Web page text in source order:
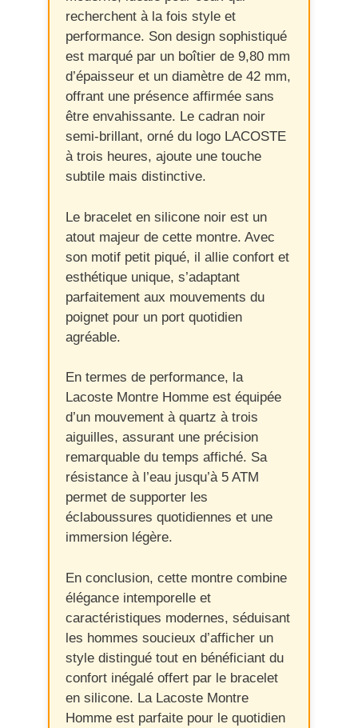
recherchent à la fois style et
performance. Son design sophistiqué
est marqué par un boîtier de 9,80 mm
d’épaisseur et un diamètre de 42 mm,
offrant une présence affirmée sans
être envahissante. Le cadran noir
semi-brillant, orné du logo LACOSTE
à trois heures, ajoute une touche
subtile mais distinctive.
Le bracelet en silicone noir est un
atout majeur de cette montre. Avec
son motif petit piqué, il allie confort et
esthétique unique, s’adaptant
parfaitement aux mouvements du
poignet pour un port quotidien
agréable.
En termes de performance, la
Lacoste Montre Homme est équipée
d’un mouvement à quartz à trois
aiguilles, assurant une précision
remarquable du temps affiché. Sa
résistance à l’eau jusqu’à 5 ATM
permet de supporter les
éclaboussures quotidiennes et une
immersion légère.
En conclusion, cette montre combine
élégance intemporelle et
caractéristiques modernes, séduisant
les hommes soucieux d’afficher un
style distingué tout en bénéficiant du
confort inégalé offert par le bracelet
en silicone. La Lacoste Montre
Homme est parfaite pour le quotidien